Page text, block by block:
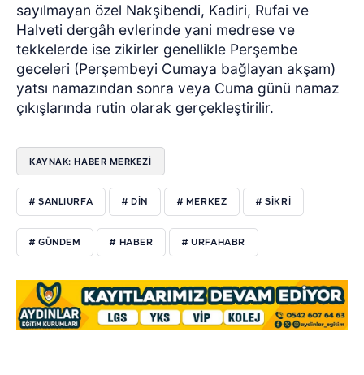
sayılmayan özel Nakşibendi, Kadiri, Rufai ve
Halveti dergâh evlerinde yani medrese ve
tekkelerde ise zikirler genellikle Perşembe
geceleri (Perşembeyi Cumaya bağlayan akşam)
yatsı namazından sonra veya Cuma günü namaz
çıkışlarında rutin olarak gerçekleştirilir.
KAYNAK: HABER MERKEZİ
# ŞANLIURFA # DIN # MERKEZ # SIKRI
# GÜNDEM # HABER # URFAHABR